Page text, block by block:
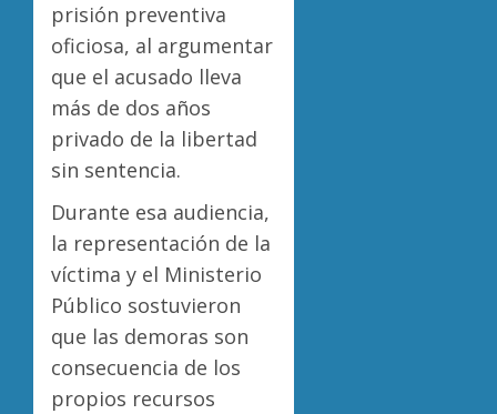
prisión preventiva
oficiosa, al argumentar
que el acusado lleva
más de dos años
privado de la libertad
sin sentencia.
Durante esa audiencia,
la representación de la
víctima y el Ministerio
Público sostuvieron
que las demoras son
consecuencia de los
propios recursos